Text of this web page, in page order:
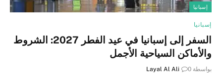
إسبانيا
إسبانيا
السفر إلى إسبانيا في عيد الفطر 2027: الشروط
والأماكن السياحية الأجمل
بواسطة Layal Al Ali 0